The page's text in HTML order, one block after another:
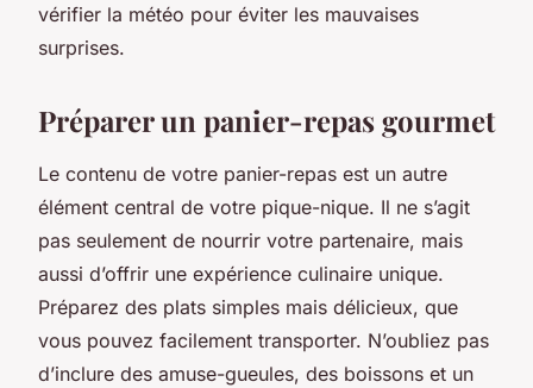
vérifier la météo pour éviter les mauvaises
surprises.
Préparer un panier-repas gourmet
Le contenu de votre panier-repas est un autre
élément central de votre pique-nique. Il ne s’agit
pas seulement de nourrir votre partenaire, mais
aussi d’offrir une expérience culinaire unique.
Préparez des plats simples mais délicieux, que
vous pouvez facilement transporter. N’oubliez pas
d’inclure des amuse-gueules, des boissons et un